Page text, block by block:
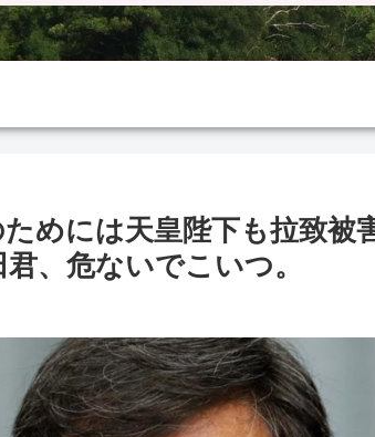
めには天皇陛下も拉致被
、危ないでこいつ。